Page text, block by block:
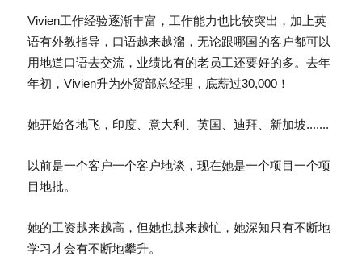
Vivien工作经验逐渐丰富，工作能力也比较突出，加上英
语有外教指导，口语越来越溜，无论跟哪国的客户都可以
用地道口语去交流，业绩比有的老员工还要好的多。去年
年初，Vivien升为外贸部总经理，底薪过30,000！
她开始各地飞，印度、意大利、英国、迪拜、新加坡.......
以前是一个客户一个客户地谈，现在她是一个项目一个项
目地批。
她的工资越来越高，但她也越来越忙，她深知只有不断地
学习才会有不断地攀升。